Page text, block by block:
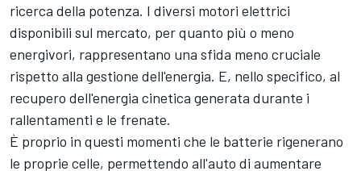
ricerca della potenza. I diversi motori elettrici
disponibili sul mercato, per quanto più o meno
energivori, rappresentano una sfida meno cruciale
rispetto alla gestione dell'energia. E, nello specifico, al
recupero dell'energia cinetica generata durante i
rallentamenti e le frenate.
È proprio in questi momenti che le batterie rigenerano
le proprie celle, permettendo all'auto di aumentare